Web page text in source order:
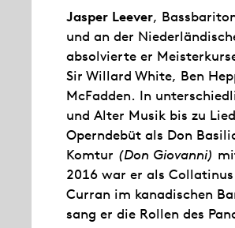
Jasper Leever,
und an der
absolvierte er
Sir Willard White, Ben
McFadden. In
und Alter Musik bis zu
Operndebüt als Don
Komtur (Don Giovanni)
2016 war er als Collatinus
Curran im kanadischen
sang er die Rollen des